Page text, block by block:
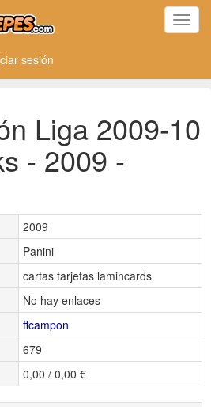
sesión
Liga 2009-10
- 2009 -
2009
Panini
cartas tarjetas lamincards
No hay enlaces
ffcampon
679
0,00 / 0,00 €